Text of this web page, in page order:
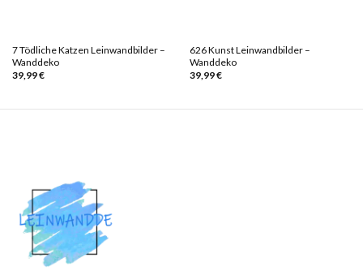
7 Tödliche Katzen Leinwandbilder –
Wanddeko
39,99€
626 Kunst Leinwandbilder –
Wanddeko
39,99€